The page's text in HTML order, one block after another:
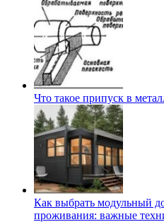
Что такое припуск в
Как выбрать модульный
проживания: важные